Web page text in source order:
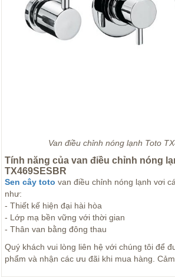
Van điều chỉnh nóng lạnh Toto
Tính năng của van điều chỉnh nóng
TX469SESBR
Sen cây toto van điều chỉnh nóng lạnh vơi
như:
- Thiết kế hiện đại hài hòa
- Lớp mạ bền vững với thời gian
- Thân van bằng đông thau
Quý khách vui lòng liên hệ với chúng tôi để
phẩm và nhận các ưu đãi khi mua hàng.